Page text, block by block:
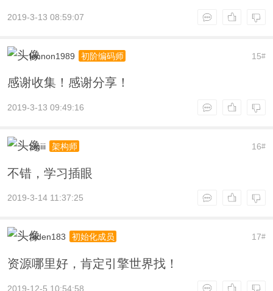
2019-3-13 08:59:07
15#
lennon1989 初阶编码师
感谢收集！感谢分享！
2019-3-13 09:49:16
16#
zigiii 架构师
不错，学习插眼
2019-3-14 11:37:25
17#
Aiden183 初始化成员
资源哪里好，肯定引擎世界找！
2019-12-5 10:54:58